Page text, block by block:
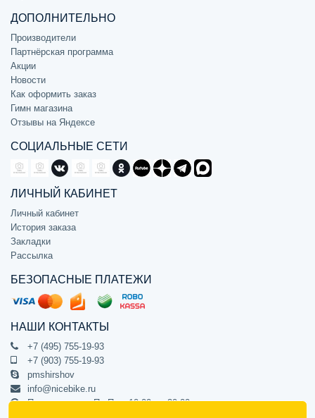
ДОПОЛНИТЕЛЬНО
Производители
Партнёрская программа
Акции
Новости
Как оформить заказ
Гимн магазина
Отзывы на Яндексе
СОЦИАЛЬНЫЕ СЕТИ
ЛИЧНЫЙ КАБИНЕТ
Личный кабинет
История заказа
Закладки
Рассылка
БЕЗОПАСНЫЕ ПЛАТЕЖИ
НАШИ КОНТАКТЫ
+7 (495) 755-19-93
+7 (903) 755-19-93
pmshirshov
info@nicebike.ru
Прием звонков Пн-Пт с 10:00 до 20:00